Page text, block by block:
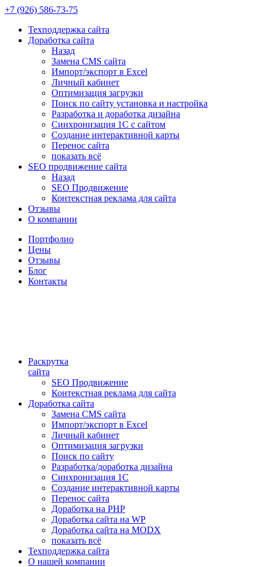
+7 (926) 586-73-75
Техподдержка сайта
Доработка сайта
Назад
Замена CMS сайта
Импорт/экспорт в Excel
Личный кабинет
Оптимизация загрузки
Поиск по сайту установка и настройка
Разработка и доработка дизайна
Синхронизация 1С с сайтом
Создание интерактивной карты
Перенос сайта
показать всё
SEO продвижение сайта
Назад
SEO Продвижение
Контекстная реклама для сайта
Отзывы
О компании
Портфолио
Цены
Отзывы
Блог
Контакты
Раскрутка
сайта
SEO Продвижение
Контекстная реклама для сайта
Доработка сайта
Замена CMS сайта
Импорт/экспорт в Excel
Личный кабинет
Оптимизация загрузки
Поиск по сайту
Разработка/доработка дизайна
Синхронизация 1С
Создание интерактивной карты
Перенос сайта
Доработка на PHP
Доработка сайта на WP
Доработка сайта на MODX
показать всё
Техподдержка сайта
О нашей компании